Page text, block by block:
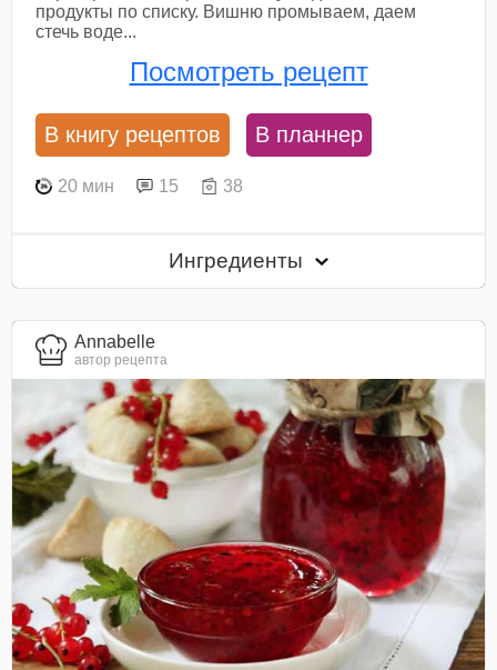
продукты по списку. Вишню промываем, даем
стечь воде...
Посмотреть рецепт
В книгу рецептов В планнер
20 мин 15 38
Ингредиенты
Annabelle
автор рецепта